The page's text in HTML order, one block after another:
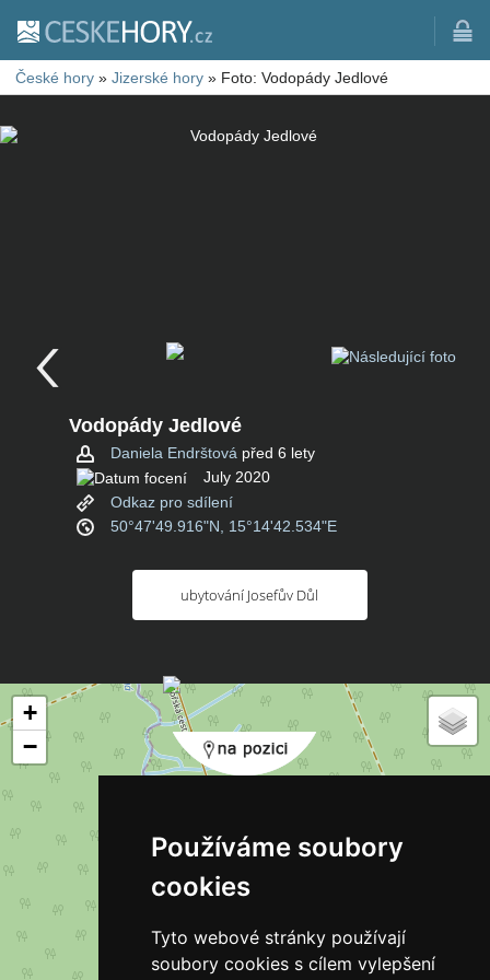
Používáme soubory
cookies
Tyto webové stránky používají
soubory cookies s cílem vylepšení
České hory » Jizerské hory » Foto: Vodopády Jedlové
Vodopády Jedlové
Daniela Endrštová před 6 lety
July 2020
Odkaz pro sdílení
50°47'49.916"N, 15°14'42.534"E
ubytování Josefův Důl
+
−